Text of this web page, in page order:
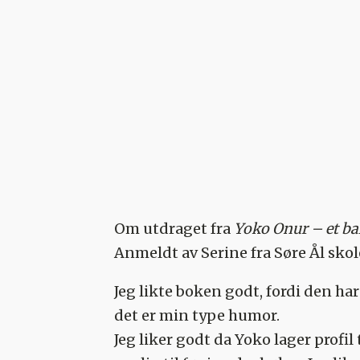
Om utdraget fra Yoko Onur – et
Anmeldt av Serine fra Søre Ål
Jeg likte boken godt, fordi den
det er min type humor.
Jeg liker godt da Yoko lager